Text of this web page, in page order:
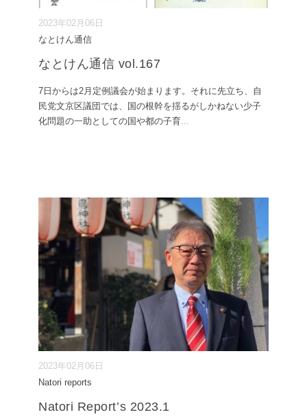
2023年02月06日
なとけん通信
なとけん通信 vol.167
7日からは2月定例議会が始まります。それに先立ち、自
民党文京区議団では、国の根幹を揺るがしかねない少子
化問題の一助としての国や都の子育
2023年02月06日
Natori reports
Natori Report’s 2023.1